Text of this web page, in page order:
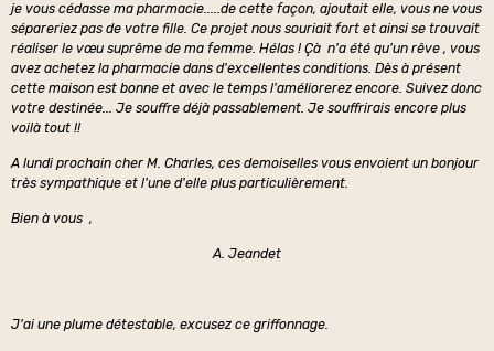
je vous cédasse ma pharmacie.....de cette façon, ajoutait elle, vous ne vous
sépareriez pas de votre fille. Ce projet nous souriait fort et ainsi se trouvait
réaliser le vœu suprême de ma femme. Hélas ! Çà n'a été qu'un rêve , vous
avez achetez la pharmacie dans d'excellentes conditions. Dès à présent
cette maison est bonne et avec le temps l'améliorerez encore. Suivez donc
votre destinée... Je souffre déjà passablement. Je souffrirais encore plus
voilà tout !!
A lundi prochain cher M. Charles, ces demoiselles vous envoient un bonjour
très sympathique et l'une d'elle plus particulièrement.
Bien à vous ,
A. Jeandet
J'ai une plume détestable, excusez ce griffonnage.